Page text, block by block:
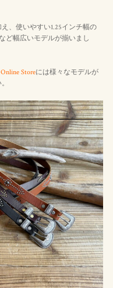
、使いやすい1.25インチ幅の
ど幅広いモデルが揃いまし
Storeには様々なモデルが